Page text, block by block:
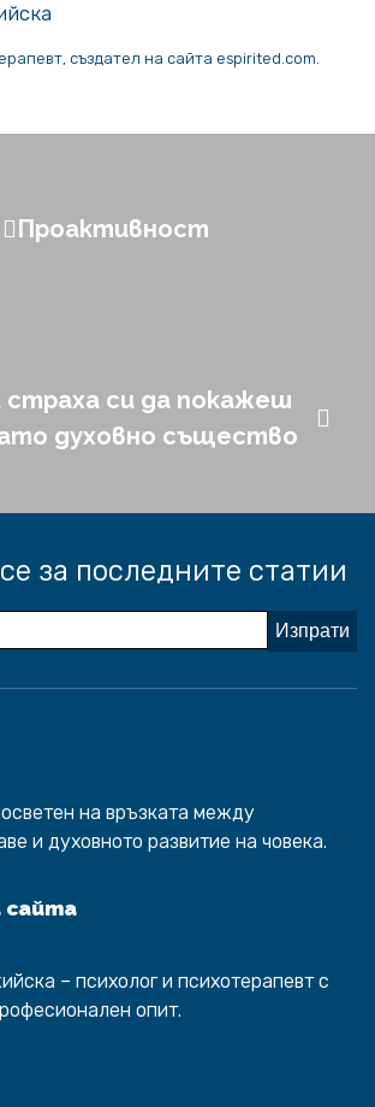
създател на сайта espirited.com.
Проактивност
страха си да покажеш
духовно същество
за последните статии
на връзката между
и духовното развитие на човека.
сайта
– психолог и психотерапевт с
опит.